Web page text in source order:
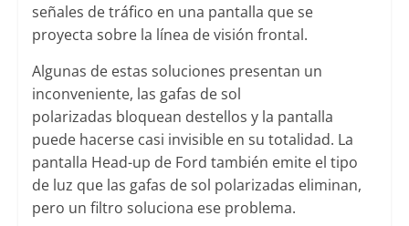
señales de tráfico en una pantalla que se
proyecta sobre la línea de visión frontal.
Algunas de estas soluciones presentan un
inconveniente, las gafas de sol
polarizadas bloquean destellos y la pantalla
puede hacerse casi invisible en su totalidad. La
pantalla Head-up de Ford también emite el tipo
de luz que las gafas de sol polarizadas eliminan,
pero un filtro soluciona ese problema.